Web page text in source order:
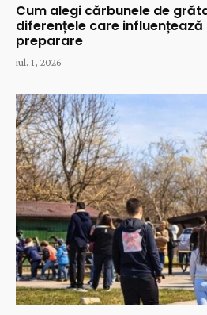
Cum alegi cărbunele de
diferențele care
preparare
iul. 1, 2026